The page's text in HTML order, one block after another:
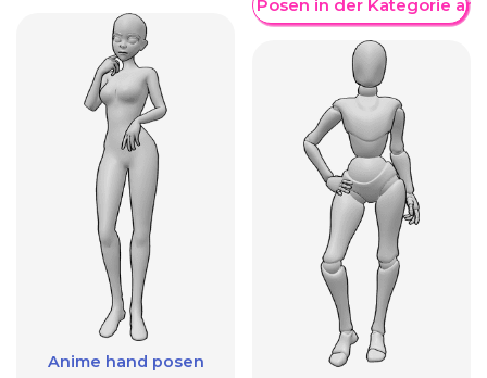
Anime hand posen
Weitere Posen in der Kategorie